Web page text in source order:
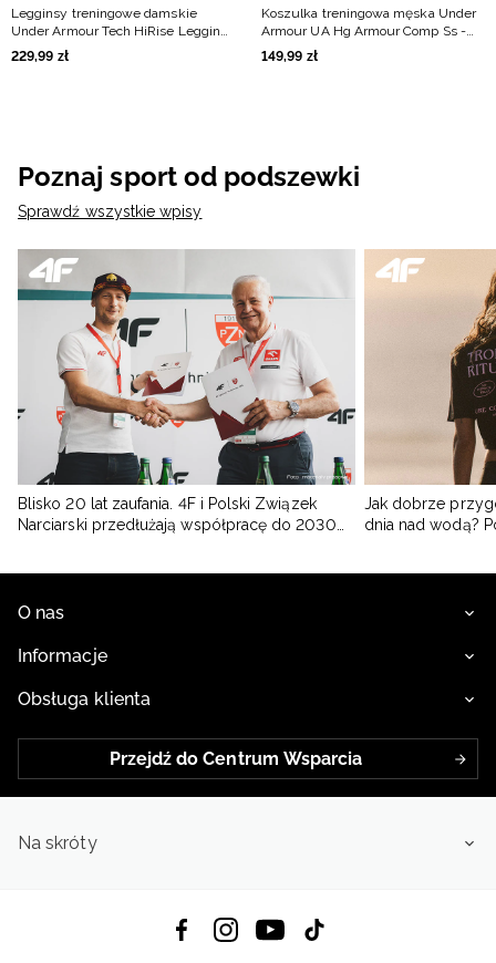
Legginsy treningowe damskie
Under Armour Tech HiRise Legging
- czarne
229,99 zł
Koszulka treningowa męska Under
Armour UA Hg Armour Comp Ss -
oliwkowa/khaki
149,99 zł
Poznaj sport od podszewki
Sprawdź wszystkie wpisy
Blisko 20 lat zaufania. 4F i Polski Związek
Narciarski przedłużają współpracę do 2030
Jak dobrze
dnia nad wodą?
O nas
Informacje
Obsługa klienta
Przejdź do Centrum Wsparcia
Na skróty